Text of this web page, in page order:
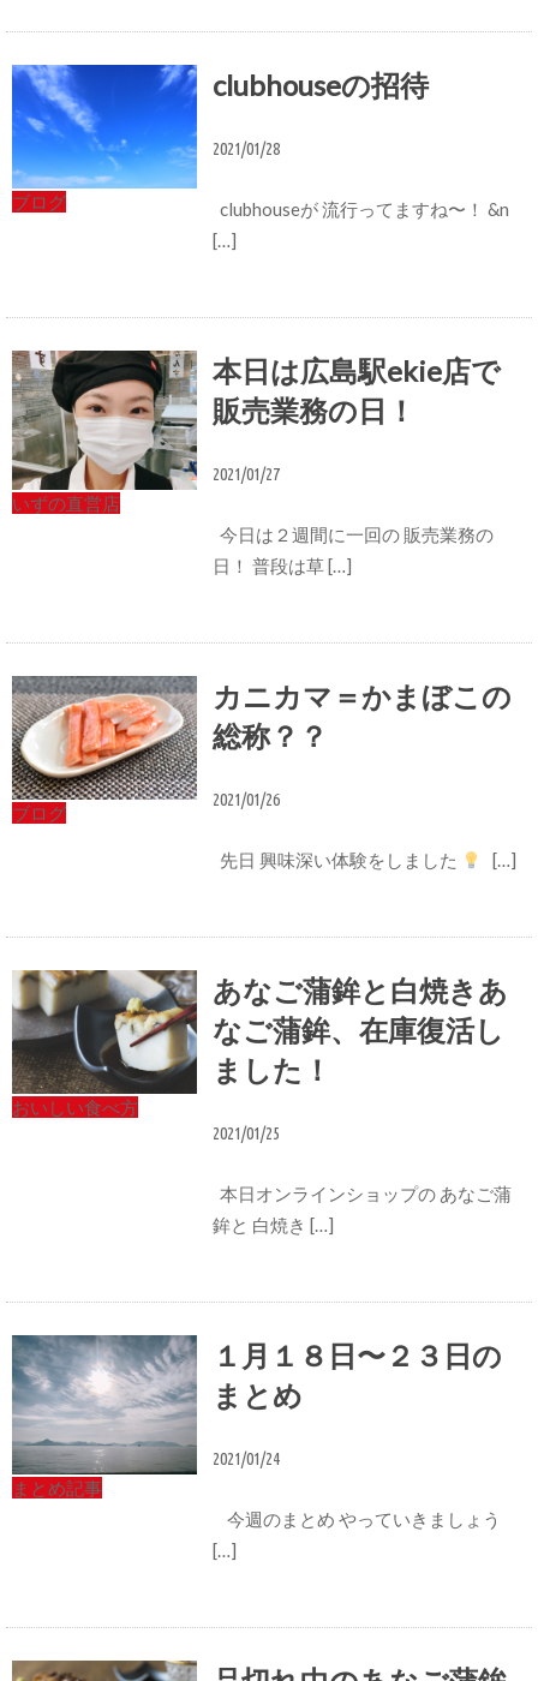
ブログ
clubhouseの招待
2021/01/28
clubhouseが 流行ってますね〜！ &n
[…]
いずの直営店
本日は広島駅ekie店で
販売業務の日！
2021/01/27
今日は２週間に一回の 販売業務の
日！ 普段は草 […]
ブログ
カニカマ＝かまぼこの
総称？？
2021/01/26
先日 興味深い体験をしました […]
おいしい食べ方
あなご蒲鉾と白焼きあ
なご蒲鉾、在庫復活し
ました！
2021/01/25
本日オンラインショップの あなご蒲
鉾と 白焼き […]
まとめ記事
１月１８日〜２３日の
まとめ
2021/01/24
今週のまとめ やっていきましょう
[…]